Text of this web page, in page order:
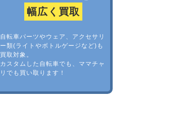
幅広く買取
自転車パーツやウェア、アクセサリ
ー類(ライトやボトルゲージなど)も
買取対象。
カスタムした自転車でも、ママチャ
リでも買い取ります！